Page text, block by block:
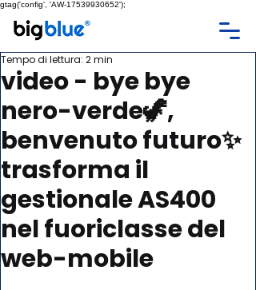
gtag('config', 'AW-17539930652');
video - bye bye
nero-verde🦖,
benvenuto futuro✨
trasforma il
gestionale AS400
nel fuoriclasse del
web-mobile
Tempo di lettura: 2 min